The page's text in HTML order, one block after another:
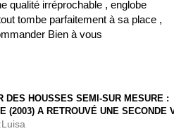
qualité irréprochable , englobe
tombe parfaitement à sa place ,
Bien à vous
DES HOUSSES SEMI-SUR MESURE :
(2003) A RETROUVÉ UNE SECONDE
Luisa